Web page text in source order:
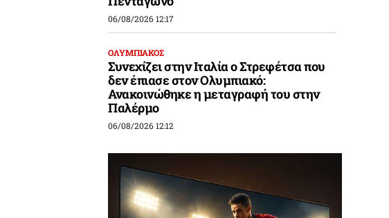
06/08/2026 12:17
ΟΛΥΜΠΙΑΚΟΣ
Συνεχίζει στην Ιταλία ο Στρεφέτσα που
δεν έπιασε στον Ολυμπιακό:
Ανακοινώθηκε η μεταγραφή του στην
Παλέρμο
06/08/2026 12:12